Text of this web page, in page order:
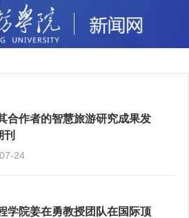
合作者的智慧旅游研究成果发
24
学院姜在勇教授团队在国际顶